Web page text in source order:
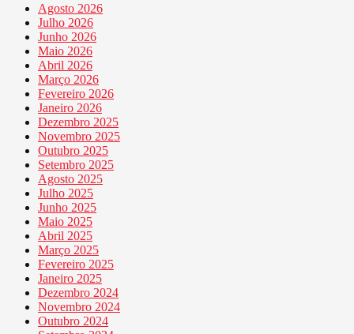
Agosto 2026
Julho 2026
Junho 2026
Maio 2026
Abril 2026
Março 2026
Fevereiro 2026
Janeiro 2026
Dezembro 2025
Novembro 2025
Outubro 2025
Setembro 2025
Agosto 2025
Julho 2025
Junho 2025
Maio 2025
Abril 2025
Março 2025
Fevereiro 2025
Janeiro 2025
Dezembro 2024
Novembro 2024
Outubro 2024